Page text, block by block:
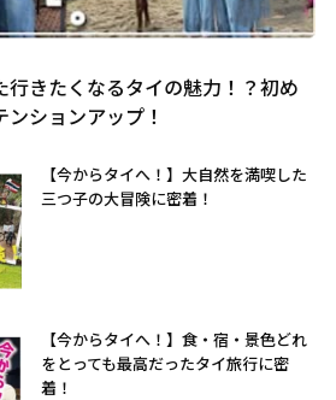
行きたくなるタイの魅力！？初め
ションアップ！
【今からタイへ！】大自然を満喫した
三つ子の大冒険に密着！
【今からタイへ！】食・宿・景色どれ
をとっても最高だったタイ旅行に密
着！